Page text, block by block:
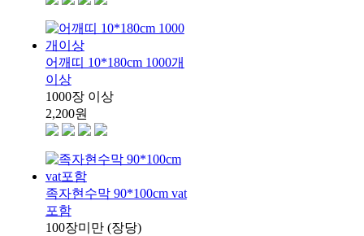
어깨띠 10*180cm 1000개
이상
1000장 이상
2,200원
족자현수막 90*100cm vat
포함
100장미만 (장당)